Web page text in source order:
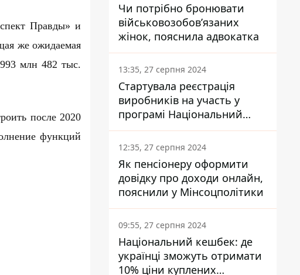
Правды» и
же ожидаемая
млн 482 тыс.
после 2020
функций
Чи потрібно бронювати
військовозобов’язаних
жінок, пояснила адвокатка
13:35, 27 серпня 2024
Стартувала реєстрація
виробників на участь у
програмі Національний
кешбек: як це зробити
через портал Дія
12:35, 27 серпня 2024
Як пенсіонеру оформити
довідку про доходи онлайн,
пояснили у Мінсоцполітики
09:55, 27 серпня 2024
Національний кешбек: де
українці зможуть отримати
10% ціни куплених